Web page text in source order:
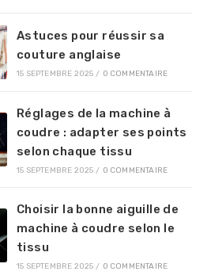
Astuces pour réussir sa
couture anglaise
15 SEPTEMBRE 2025 / 0 COMMENTAIRE
Réglages de la machine à
coudre : adapter ses points
selon chaque tissu
15 SEPTEMBRE 2025 / 0 COMMENTAIRE
Choisir la bonne aiguille de
machine à coudre selon le
tissu
15 SEPTEMBRE 2025 / 0 COMMENTAIRE